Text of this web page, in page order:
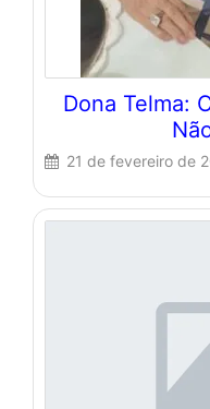
Dona Telma:
21 de fevereiro de